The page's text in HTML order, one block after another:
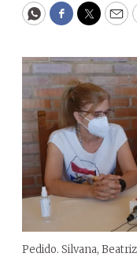
WhatsApp
Facebook
Pedido. Silvana,